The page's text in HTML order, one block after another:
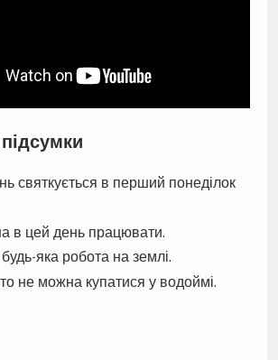
святкується в перший понеділок
в цей день працювати.
яка робота на землі.
не можна купатися у водоймі.